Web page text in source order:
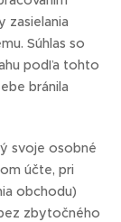
zasielania
Súhlas so
podľa tohto
bránila
svoje osobné
účte, pri
obchodu)
zbytočného